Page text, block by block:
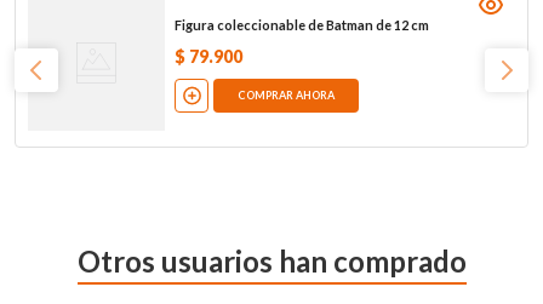
Figura coleccionable de Batman de 12 cm
$ 79.900
COMPRAR AHORA
Otros usuarios han comprado